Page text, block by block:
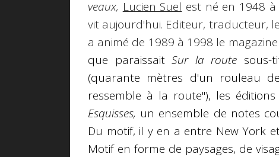
veaux, Lucien Suel est né en 1948 à
vit aujourd'hui. Editeur, traducteur,
a animé de 1989 à 1998 le magazine
que paraissaitSur la route sous-
(quarante mètres d'un rouleau
ressemble à la route"), les
Esquisses, un ensemble de notes
Du motif, il y en a entre New York
Motif en forme de paysages, de